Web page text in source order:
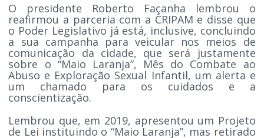
O presidente Roberto Façanha lembrou o
reafirmou a parceria com a CRIPAM e disse que
o Poder Legislativo já está, inclusive, concluindo
a sua campanha para veicular nos meios de
comunicação da cidade, que será justamente
sobre o “Maio Laranja”, Mês do Combate ao
Abuso e Exploração Sexual Infantil, um alerta e
um chamado para os cuidados e a
conscientização.
Lembrou que, em 2019, apresentou um Projeto
de Lei instituindo o “Maio Laranja”, mas retirado